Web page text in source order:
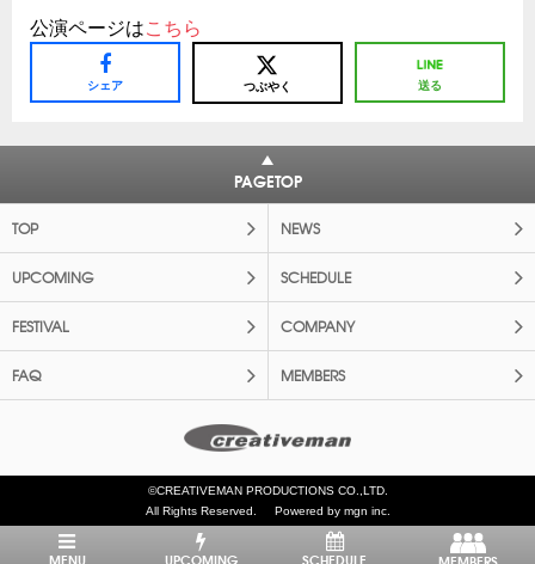
公演ページはこちら
シェア つぶやく 送る
PAGETOP
TOP NEWS
UPCOMING SCHEDULE
FESTIVAL COMPANY
FAQ MEMBERS
©CREATIVEMAN PRODUCTIONS CO.,LTD.
All Rights Reserved.
Powered by mgn inc.
MENU UPCOMING SCHEDULE